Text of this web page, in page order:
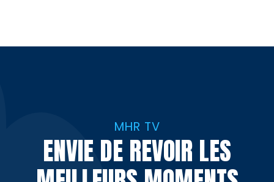
MHR TV
ENVIE DE REVOIR LES